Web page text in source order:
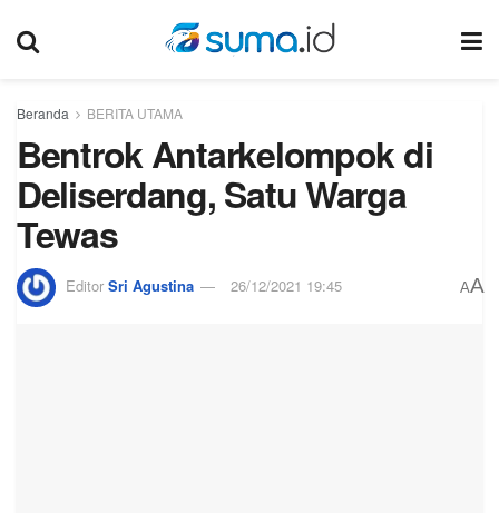
Beranda BERITA UTAMA
Bentrok Antarkelompok di
Deliserdang, Satu Warga
Tewas
Editor Sri Agustina 26/12/2021 19:45 AA